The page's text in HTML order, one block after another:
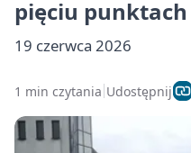
pięciu punktach
19 czerwca 2026
1 min czytania Udostępnij